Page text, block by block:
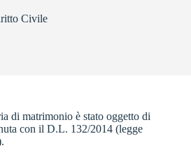
Civile
di matrimonio è stato oggetto di
con il D.L. 132/2014 (legge